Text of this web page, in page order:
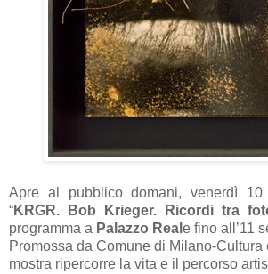
Apre al pubblico domani, venerdì 10
“KRGR. Bob Krieger. Ricordi tra
programma a Palazzo Real e fino all’11
Promossa da Comune di Milano-
mostra ripercorre la vita e il percorso